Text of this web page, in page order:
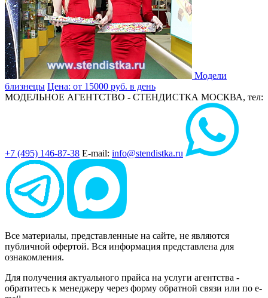
Модели
близнецы Цена: от 15000 руб. в день
МОДЕЛЬНОЕ АГЕНТСТВО - СТЕНДИСТКА МОСКВА, тел:
+7 (495) 146-87-38 E-mail: info@stendistka.ru
Все материалы, представленные на сайте, не являются
публичной офертой. Вся информация представлена для
ознакомления.
Для получения актуального прайса на услуги агентства -
обратитесь к менеджеру через форму обратной связи или по e-